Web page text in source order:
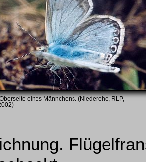
Oberseite eines Männchens. (Niederehe, RLP,